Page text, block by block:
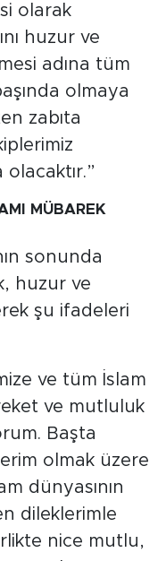
olarak
huzur ve
adına tüm
olmaya
zabıta
olacaktır.”
MÜBAREK
sonunda
huzur ve
şu ifadeleri
ve tüm İslam
ve mutluluk
Başta
olmak üzere
dünyasının
dileklerimle
nice mutlu,